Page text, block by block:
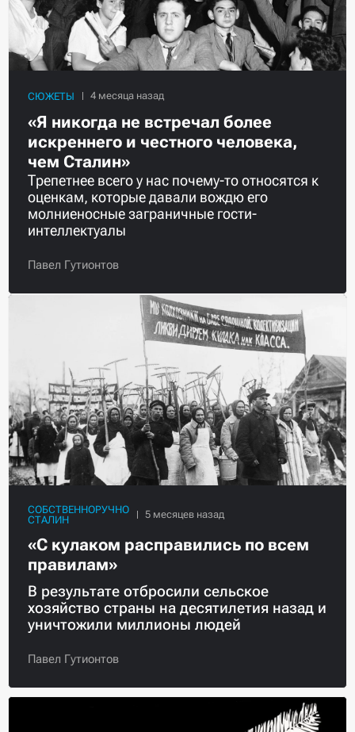
СЮЖЕТЫ
«Я никогда не встречал более
искреннего и честного человека,
чем Сталин»
Трепетнее всего у нас почему-то относятся к
оценкам, которые давали вождю его
молниеносные заграничные гости-
интеллектуалы
Павел Гутионтов
СОБСТВЕННОРУЧНО
СТАЛИН
«С кулаком расправились по всем
правилам»
В результате отбросили сельское
хозяйство страны на десятилетия назад и
уничтожили миллионы людей
Павел Гутионтов